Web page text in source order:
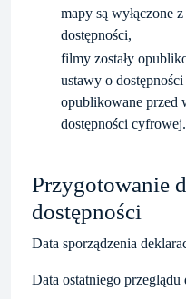
mapy są wyłączone
dostępności,
filmy zostały
ustawy o
opublikowane przed
dostępności cyfrowej.
Przygotowanie
dostępności
Data sporządzenia
Data ostatniego przeglądu